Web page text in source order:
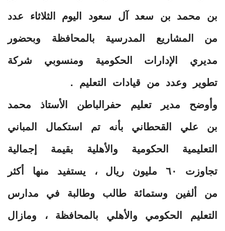
بن محمد بن سعد آل سعود اليوم الثلاثاء عدد
من المشاريع المدرسية بالمحافظة وبحضور
مديري الإدارات الحكومية ومنسوبي شركة
تطوير وعدد من قيادات التعليم .
وأوضح مدير تعليم حفرالباطن الأستاذ محمد
بن علي القحطاني بأنه تم استكمال المباني
التعليمية الحكومية والأهلية بقيمة إجمالية
تجاوزت ٦٠ مليون ريال ، يستفيد منها أكثر
من ألفين وستمائة طالب وطالبة في مدارس
التعليم الحكومي والأهلي بالمحافظة ، ومازال